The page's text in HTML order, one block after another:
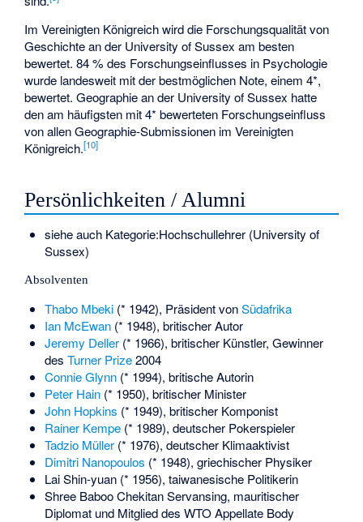
Im Vereinigten Königreich wird die Forschungsqualität von
Geschichte an der University of Sussex am besten
bewertet. 84 % des Forschungseinflusses in Psychologie
wurde landesweit mit der bestmöglichen Note, einem 4*,
bewertet. Geographie an der University of Sussex hatte
den am häufigsten mit 4* bewerteten Forschungseinfluss
von allen Geographie-Submissionen im Vereinigten
Königreich.[10]
Persönlichkeiten / Alumni
siehe auch Kategorie:Hochschullehrer (University of
Sussex)
Absolventen
Thabo Mbeki(* 1942), Präsident vonSüdafrika
Ian McEwan(* 1948), britischer Autor
Jeremy Deller(* 1966), britischer Künstler, Gewinner
des Turner Prize2004
Connie Glynn(* 1994), britische Autorin
Peter Hain(* 1950), britischer Minister
John Hopkins (* 1949), britischer Komponist
Rainer Kempe(* 1989), deutscher Pokerspieler
Tadzio Müller(* 1976), deutscher Klimaaktivist
Dimitri Nanopoulos (* 1948), griechischer Physiker
Lai Shin-yuan(* 1956), taiwanesische Politikerin
Shree Baboo Chekitan Servansing, mauritischer
Diplomat und Mitglied des WTO Appellate Body